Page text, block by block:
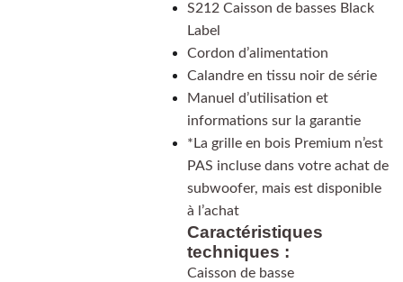
S212 Caisson de basses Black
Label
Cordon d’alimentation
Calandre en tissu noir de série
Manuel d’utilisation et
informations sur la garantie
*La grille en bois Premium n’est
PAS incluse dans votre achat de
subwoofer, mais est disponible
à l’achat
Caractéristiques
techniques :
Caisson de basse